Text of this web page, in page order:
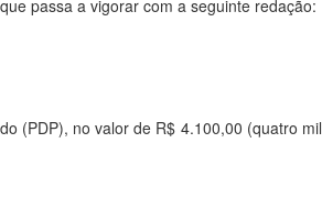
passa a vigorar com a seguinte redação:
(PDP), no valor de R$ 4.100,00 (quatro mil